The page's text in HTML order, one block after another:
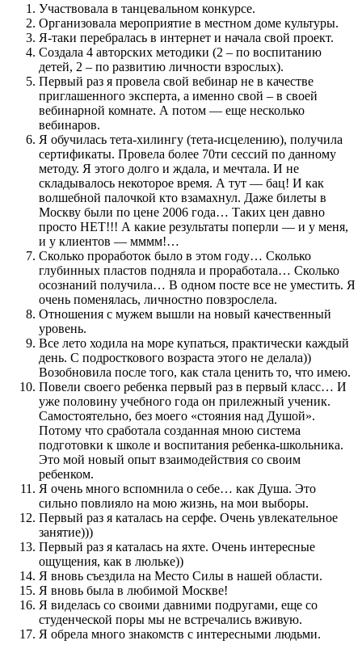
Участвовала в танцевальном конкурсе.
Организовала мероприятие в местном доме культуры.
Я-таки перебралась в интернет и начала свой проект.
Создала 4 авторских методики (2 – по воспитанию
детей, 2 – по развитию личности взрослых).
Первый раз я провела свой вебинар не в качестве
приглашенного эксперта, а именно свой – в своей
вебинарной комнате. А потом — еще несколько
вебинаров.
Я обучилась тета-хилингу (тета-исцелению), получила
сертификаты. Провела более 70ти сессий по данному
методу. Я этого долго и ждала, и мечтала. И не
складывалось некоторое время. А тут — бац! И как
волшебной палочкой кто взамахнул. Даже билеты в
Москву были по цене 2006 года… Таких цен давно
просто НЕТ!!! А какие результаты поперли — и у меня,
и у клиентов — мммм!…
Сколько проработок было в этом году… Сколько
глубинных пластов подняла и проработала… Сколько
осознаний получила… В одном посте все не уместить. Я
очень поменялась, личностно повзрослела.
Отношения с мужем вышли на новый качественный
уровень.
Все лето ходила на море купаться, практически каждый
день. С подросткового возраста этого не делала))
Возобновила после того, как стала ценить то, что имею.
Повели своего ребенка первый раз в первый класс… И
уже половину учебного года он прилежный ученик.
Самостоятельно, без моего «стояния над Душой».
Потому что сработала созданная мною система
подготовки к школе и воспитания ребенка-школьника.
Это мой новый опыт взаимодействия со своим
ребенком.
Я очень много вспомнила о себе… как Душа. Это
сильно повлияло на мою жизнь, на мои выборы.
Первый раз я каталась на серфе. Очень увлекательное
занятие)))
Первый раз я каталась на яхте. Очень интересные
ощущения, как в люльке))
Я вновь съездила на Место Силы в нашей области.
Я вновь была в любимой Москве!
Я виделась со своими давними подругами, еще со
студенческой поры мы не встречались вживую.
Я обрела много знакомств с интересными людьми.